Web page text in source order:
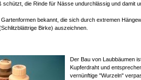
die Rinde für Nässe undurchlässig und damit
bekannt, die sich durch extremen
Birke) auszeichnen.
Der Bau von Laubbäumen
Kupferdraht und
vernünftige "Wurzeln"